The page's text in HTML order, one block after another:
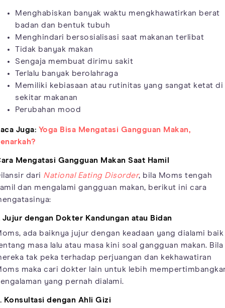
Menghabiskan banyak waktu mengkhawatirkan berat
badan dan bentuk tubuh
Menghindari bersosialisasi saat makanan terlibat
Tidak banyak makan
Sengaja membuat dirimu sakit
Terlalu banyak berolahraga
Memiliki kebiasaan atau rutinitas yang sangat ketat di
sekitar makanan
Perubahan mood
Juga: Yoga Bisa Mengatasi Gangguan Makan,
Mengatasi Gangguan Makan Saat Hamil
dari National Eating Disorder, bila Moms tengah
dan mengalami gangguan makan, berikut ini cara
Jujur dengan Dokter Kandungan atau Bidan
ada baiknya jujur dengan keadaan yang dialami baik
masa lalu atau masa kini soal gangguan makan. Bila
tak peka terhadap perjuangan dan kekhawatiran
maka cari dokter lain untuk lebih
yang pernah dialami.
Konsultasi dengan Ahli Gizi